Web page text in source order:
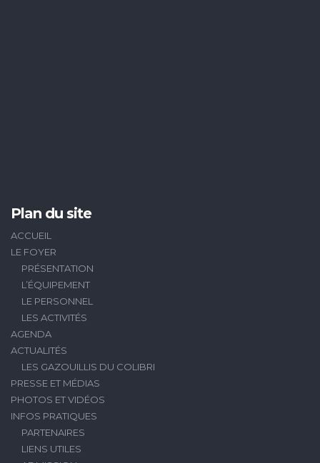
Plan du site
ACCUEIL
LE FOYER
PRÉSENTATION
L’ÉQUIPEMENT
LE PERSONNEL
LES ACTIVITÉS
AGENDA
ACTUALITÉS
LES GAZOUILLIS DU COLIBRI
PRESSE ET MÉDIAS
PHOTOS ET VIDÉOS
INFOS PRATIQUES
PARTENAIRES
LIENS UTILES